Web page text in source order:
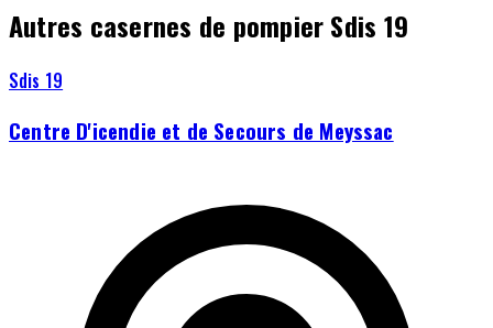
Autres casernes de pompier Sdis 19
Sdis 19
Centre D'icendie et de Secours de Meyssac